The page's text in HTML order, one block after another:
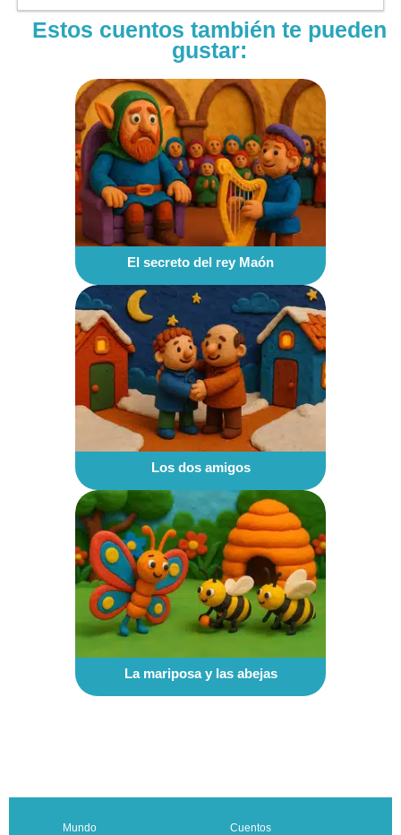
Estos cuentos también te pueden
gustar:
El secreto del rey Maón
Los dos amigos
La mariposa y las abejas
Mundo
Cuentos